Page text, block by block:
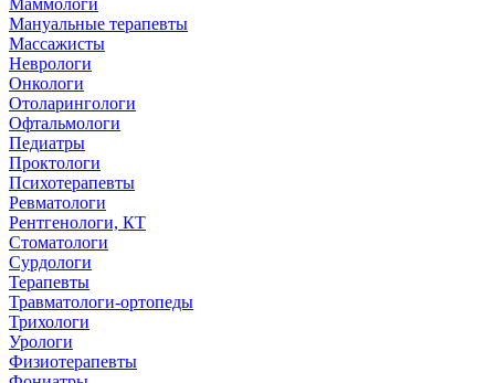
Маммологи
Мануальные терапевты
Массажисты
Неврологи
Онкологи
Отоларингологи
Офтальмологи
Педиатры
Проктологи
Психотерапевты
Ревматологи
Рентгенологи, КТ
Стоматологи
Сурдологи
Терапевты
Травматологи-ортопеды
Трихологи
Урологи
Физиотерапевты